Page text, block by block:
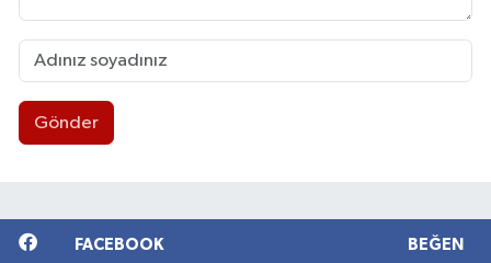
Gönder
FACEBOOK BEĞEN